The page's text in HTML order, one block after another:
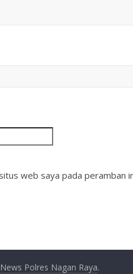
web saya pada peramban
Polres Nagan Raya.